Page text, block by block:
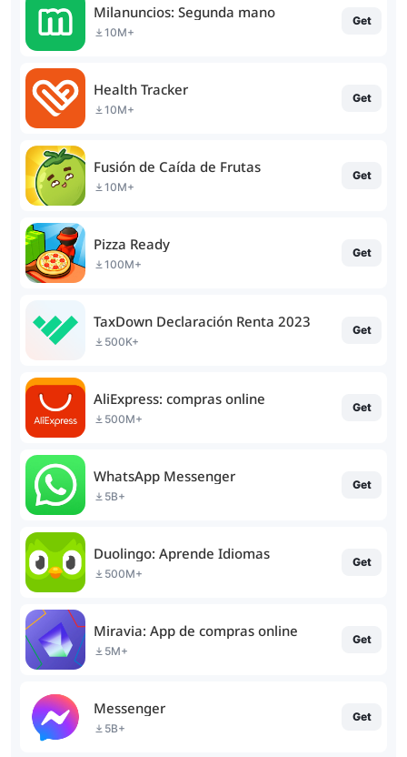
Milanuncios: Segunda mano
10M+
Get
Health Tracker
10M+
Get
Fusión de Caída de Frutas
10M+
Get
Pizza Ready
100M+
Get
TaxDown Declaración Renta 2023
500K+
Get
AliExpress: compras online
500M+
Get
WhatsApp Messenger
5B+
Get
Duolingo: Aprende Idiomas
500M+
Get
Miravia: App de compras online
5M+
Get
Messenger
5B+
Get